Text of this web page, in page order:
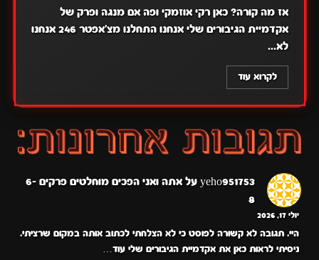
אז מה קורה? כאן רקי אוזמקי ופה אם מנגה ופרק של
אקדמיית הגיבורים שלי אנחנו התחלנו מצ'אפטר 246 אנחנו
לא...
לקרוא עוד
yeho951753 על
אתה ואני הפכים מוחלטים פרקים 6-
8
יולי 17, 2026
היי. תגובה לא קשורה לפוסט כי לא הצלחתי לכתוב אותה במקום שרציתי.
ניסיתי לראות כאן את אקדמיית הגיבורים שלי עוד…